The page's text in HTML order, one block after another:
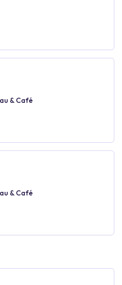
& Café
& Café